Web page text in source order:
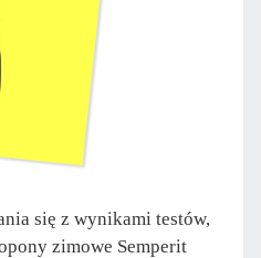
się z wynikami testów,
zimowe Semperit